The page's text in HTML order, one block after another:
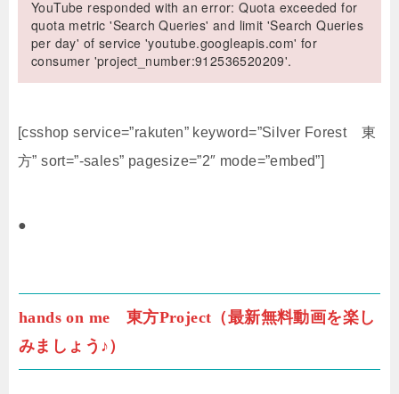
YouTube responded with an error: Quota exceeded for
quota metric 'Search Queries' and limit 'Search Queries
per day' of service 'youtube.googleapis.com' for
consumer 'project_number:912536520209'.
[csshop service=”rakuten” keyword=”Silver Forest 東
方” sort=”-sales” pagesize=”2″ mode=”embed”]
●
hands on me 東方Project（最新無料動画を楽し
みましょう♪）